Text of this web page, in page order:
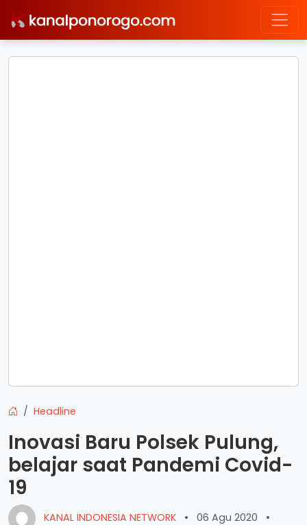
Headline
Inovasi Baru Polsek Pulung,
belajar saat Pandemi Covid-
19
KANAL INDONESIA NETWORK • 06 Agu 2020
•